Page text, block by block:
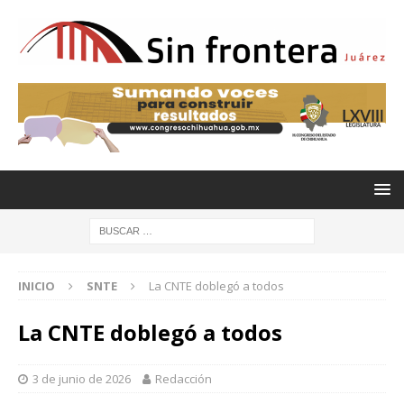
INICIO SNTE La CNTE doblegó a todos
La CNTE doblegó a todos
3 de junio de 2026 Redacción